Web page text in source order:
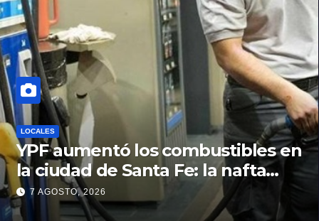
LOCALES
YPF aumentó los combustibles en
la ciudad de Santa Fe: la nafta
súper superó los $2.100 y llenar el
tanque cuesta más de $94.000
7 AGOSTO, 2026